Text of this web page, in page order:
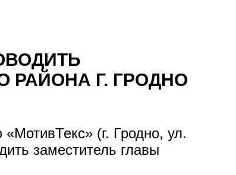
РАЙОНА Г. ГРОДНО
(г. Гродно, ул.
заместитель главы